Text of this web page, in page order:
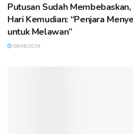
Putusan Sudah
Hari Kemudian: “Penjara
untuk Melawan”
08/08/2026